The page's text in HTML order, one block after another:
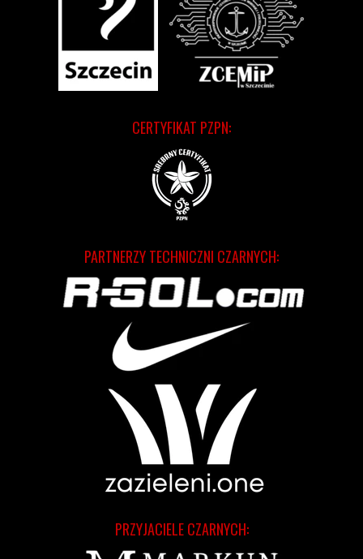
CERTYFIKAT PZPN:
PRZYJACIELE CZARNYCH:
PARTNERZY TECHNICZNI CZARNYCH: